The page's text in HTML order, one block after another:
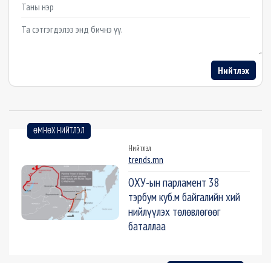
Example textarea
Нийтлэх
ӨМНӨХ НИЙТЛЭЛ
Нийтлэл
trends.mn
ОХУ-ын парламент 38
тэрбум куб.м байгалийн хий
нийлүүлэх төлөвлөгөөг
баталлаа